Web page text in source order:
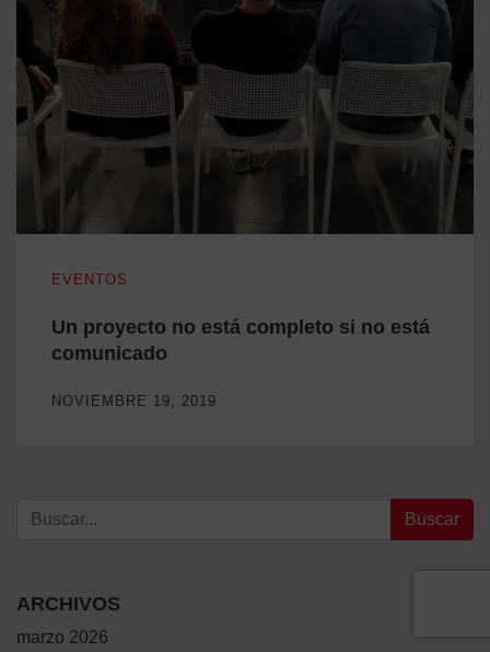
EVENTOS
Un proyecto no está completo si no está
comunicado
NOVIEMBRE 19, 2019
Buscar:
ARCHIVOS
marzo 2026